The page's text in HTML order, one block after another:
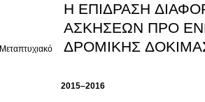
Μεταπτυχιακό
Η ΕΠΙΔΡΑΣΗ
ΑΣΚΗΣΕΩΝ ΠΡΟ
ΔΡΟΜΙΚΗΣ
2015–2016